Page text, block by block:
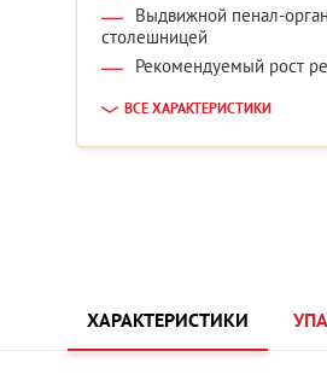
Выдвижной пенал-
столешницей
Рекомендуемый рост
ВСЕ ХАРАКТЕРИСТИКИ
ХАРАКТЕРИСТИКИ